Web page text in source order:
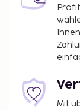
Mit